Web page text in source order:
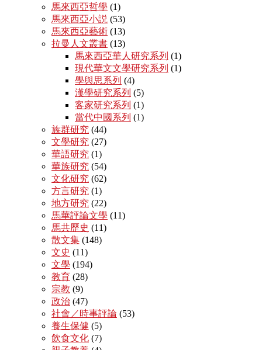
馬來西亞哲學 (1)
馬來西亞小説 (53)
馬來西亞藝術 (13)
拉曼人文叢書 (13)
馬來西亞華人研究系列 (1)
現代華文文學研究系列 (1)
學與思系列 (4)
漢學研究系列 (5)
客家研究系列 (1)
當代中國系列 (1)
族群研究 (44)
文學研究 (27)
華語研究 (1)
華族研究 (54)
文化研究 (62)
方言研究 (1)
地方研究 (22)
馬華評論文學 (11)
馬共歷史 (11)
散文集 (148)
文史 (11)
文學 (194)
教育 (28)
宗教 (9)
政治 (47)
社會／時事評論 (53)
養生保健 (5)
飲食文化 (7)